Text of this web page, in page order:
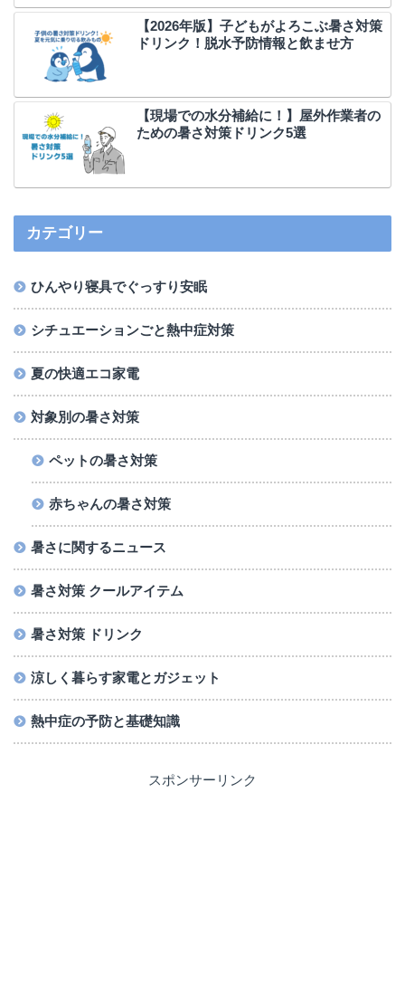
【2026年版】子どもがよろこぶ暑さ対策
ドリンク！脱水予防情報と飲ませ方
【現場での水分補給に！】屋外作業者の
ための暑さ対策ドリンク5選
カテゴリー
ひんやり寝具でぐっすり安眠
シチュエーションごと熱中症対策
夏の快適エコ家電
対象別の暑さ対策
ペットの暑さ対策
赤ちゃんの暑さ対策
暑さに関するニュース
暑さ対策 クールアイテム
暑さ対策 ドリンク
涼しく暮らす家電とガジェット
熱中症の予防と基礎知識
スポンサーリンク